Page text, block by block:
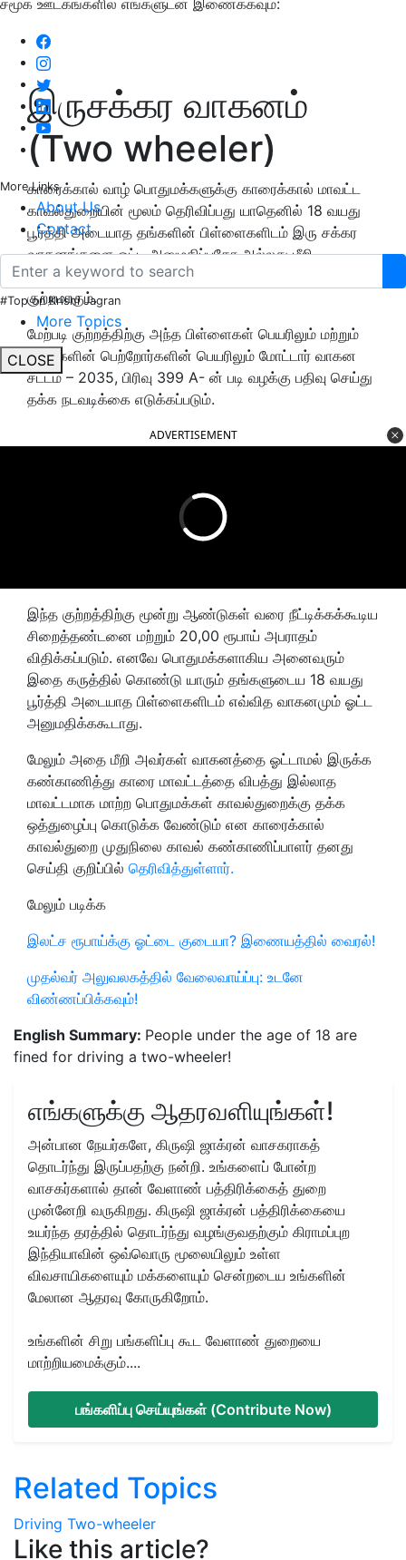
More Links
About Us
Contact
#Top on Krishi Jagran
More Topics
CLOSE
இருசக்கர வாகனம்
(Two wheeler)
காரைக்கால்‌ வாழ்‌ பொதுமக்களுக்கு காரைக்கால்‌ மாவட்ட
காவல்துறையின்‌ மூலம்‌ தெரிவிப்பது யாதெனில்‌ 18 வயது
பூர்த்தி அடையாத தங்களின்‌ பிள்ளைகளிடம்‌ இரு சக்கர
வாகனங்களை ஓட்ட அனுமதிப்பதோ அல்லது மீறி
வாகனத்தை ஓட்டி அதன்‌ மூலம்‌ விபத்து ஏற்படுத்துவதோ
குற்றமாகும்‌.
மேற்படி குற்றத்திற்கு அந்த பிள்ளைகள்‌ பெயரிலும்‌ மற்றும்‌
அவர்களின்‌ பெற்றோர்களின்‌ பெயரிலும்‌ மோட்டார்‌ வாகன
சட்டம்‌ – 2035, பிரிவு 399 A- ன்‌ படி வழக்கு பதிவு செய்து
தக்க நடவடிக்கை எடுக்கப்படும்‌.
ADVERTISEMENT
இந்த குற்றத்திற்கு மூன்று ஆண்டுகள்‌ வரை நீட்டிக்கக்கூடிய
சிறைத்தண்டனை மற்றும்‌ 20,00 ரூபாய்‌ அபராதம்‌
விதிக்கப்படும்‌. எனவே பொதுமக்களாகிய அனைவரும்‌
இதை கருத்தில்‌ கொண்டு யாரும்‌ தங்களுடைய 18 வயது
பூர்த்தி அடையாத பிள்ளைகளிடம்‌ எவ்வித வாகனமும்‌ ஓட்ட
அனுமதிக்ககூடாது.
மேலும்‌ அதை மீறி அவர்கள்‌ வாகனத்தை ஓட்டாமல்‌ இருக்க
கண்காணித்து காரை மாவட்டத்தை விபத்து இல்லாத
மாவட்டமாக மாற்ற பொதுமக்கள்‌ காவல்துறைக்கு தக்க
ஒத்துழைப்பு கொடுக்க வேண்டும் என காரைக்கால்‌
காவல்துறை முதுநிலை காவல்‌ கண்காணிப்பாளர்‌ தனது
செய்தி குறிப்பில் தெரிவித்துள்ளார்.
மேலும் படிக்க
இலட்ச ரூபாய்க்கு ஓட்டை குடையா? இணையத்தில் வைரல்!
முதல்வர் அலுவலகத்தில் வேலைவாய்ப்பு: உடனே
விண்ணப்பிக்கவும்!
English Summary: People under the age of 18 are
fined for driving a two-wheeler!
எங்களுக்கு ஆதரவளியுங்கள்!
அன்பான நேயர்களே, கிருஷி ஜாக்ரன் வாசகராகத்
தொடர்ந்து இருப்பதற்கு நன்றி. உங்களைப் போன்ற
வாசகர்களால் தான் வேளாண் பத்திரிக்கைத் துறை
முன்னேறி வருகிறது. கிருஷி ஜாக்ரன் பத்திரிக்கையை
உயர்ந்த தரத்தில் தொடர்ந்து வழங்குவதற்கும் கிராமப்புற
இந்தியாவின் ஒவ்வொரு மூலையிலும் உள்ள
விவசாயிகளையும் மக்களையும் சென்றடைய உங்களின்
மேலான ஆதரவு கோருகிறோம்.
உங்களின் சிறு பங்களிப்பு கூட வேளாண் துறையை
மாற்றியமைக்கும்....
பங்களிப்பு செய்யுங்கள் (Contribute Now)
Related Topics
Driving Two-wheeler
Like this article?